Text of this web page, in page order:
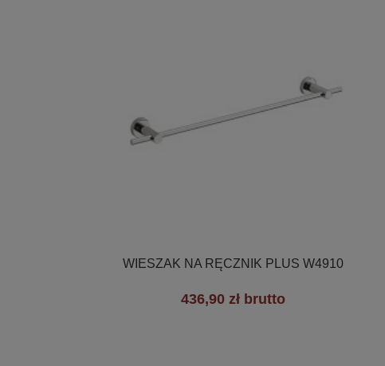
Szybki podgląd
WIESZAK NA RĘCZNIK PLUS W4910
436,90 zł brutto